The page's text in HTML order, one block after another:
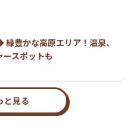
豊かな高原エリア！温泉、
スポットも
と見る